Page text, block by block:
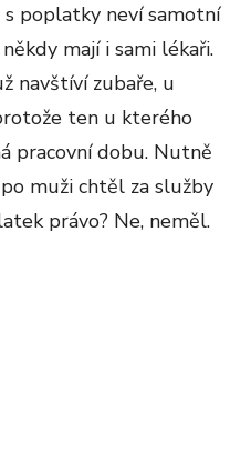
poplatky neví samotní
mají i sami lékaři.
navštíví zubaře, u
ten u kterého
pracovní dobu. Nutně
muži chtěl za služby
právo? Ne, neměl.